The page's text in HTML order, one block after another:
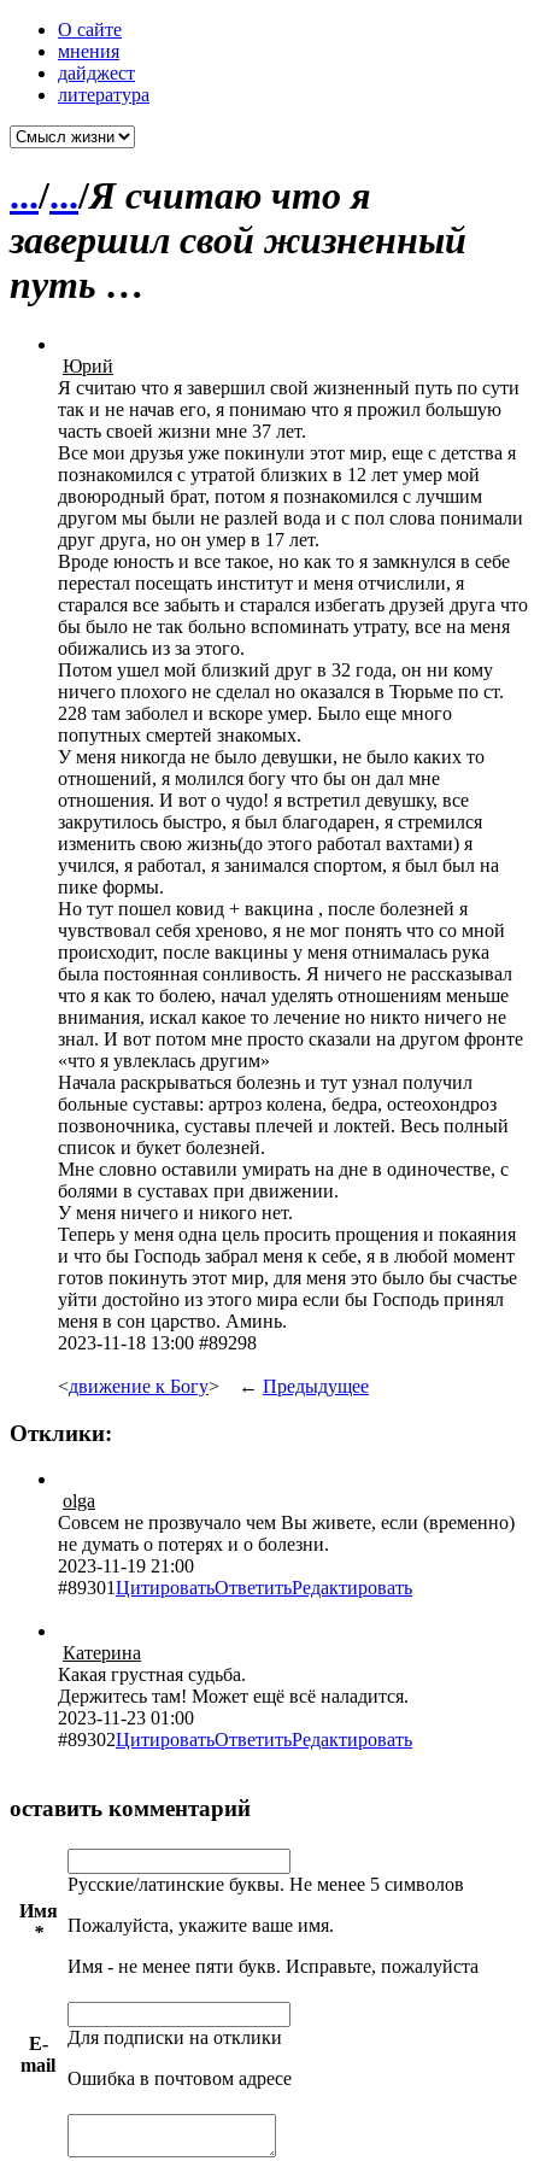
О сайте
мнения
дайджест
литература
.../.../Я считаю что я
завершил свой жизненный
путь …
Юрий
Я считаю что я завершил свой жизненный путь по сути
так и не начав его, я понимаю что я прожил большую
часть своей жизни мне 37 лет.
Все мои друзья уже покинули этот мир, еще с детства я
познакомился с утратой близких в 12 лет умер мой
двоюродный брат, потом я познакомился с лучшим
другом мы были не разлей вода и с пол слова понимали
друг друга, но он умер в 17 лет.
Вроде юность и все такое, но как то я замкнулся в себе
перестал посещать институт и меня отчислили, я
старался все забыть и старался избегать друзей друга что
бы было не так больно вспоминать утрату, все на меня
обижались из за этого.
Потом ушел мой близкий друг в 32 года, он ни кому
ничего плохого не сделал но оказался в Тюрьме по ст.
228 там заболел и вскоре умер. Было еще много
попутных смертей знакомых.
У меня никогда не было девушки, не было каких то
отношений, я молился богу что бы он дал мне
отношения. И вот о чудо! я встретил девушку, все
закрутилось быстро, я был благодарен, я стремился
изменить свою жизнь(до этого работал вахтами) я
учился, я работал, я занимался спортом, я был был на
пике формы.
Но тут пошел ковид + вакцина , после болезней я
чувствовал себя хреново, я не мог понять что со мной
происходит, после вакцины у меня отнималась рука
была постоянная сонливость. Я ничего не рассказывал
что я как то болею, начал уделять отношениям меньше
внимания, искал какое то лечение но никто ничего не
знал. И вот потом мне просто сказали на другом фронте
«что я увлеклась другим»
Начала раскрываться болезнь и тут узнал получил
больные суставы: артроз колена, бедра, остеохондроз
позвоночника, суставы плечей и локтей. Весь полный
список и букет болезней.
Мне словно оставили умирать на дне в одиночестве, с
болями в суставах при движении.
У меня ничего и никого нет.
Теперь у меня одна цель просить прощения и покаяния
и что бы Господь забрал меня к себе, я в любой момент
готов покинуть этот мир, для меня это было бы счастье
уйти достойно из этого мира если бы Господь принял
меня в сон царство. Аминь.
2023-11-18 13:00 #89298
<движение к Богу> ← Предыдущее
Отклики:
olga
Совсем не прозвучало чем Вы живете, если (временно)
не думать о потерях и о болезни.
2023-11-19 21:00
#89301ЦитироватьОтветитьРедактировать
Катерина
Какая грустная судьба.
Держитесь там! Может ещё всё наладится.
2023-11-23 01:00
#89302ЦитироватьОтветитьРедактировать
оставить комментарий
Имя
*
Русские/латинские буквы. Не менее 5 символов
Пожалуйста, укажите ваше имя.
Имя - не менее пяти букв. Исправьте, пожалуйста
E-
mail
Для подписки на отклики
Ошибка в почтовом адресе